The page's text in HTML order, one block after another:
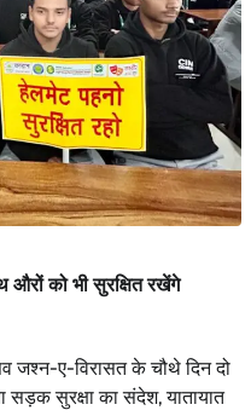
औरों को भी सुरक्षित रखेंगे
जश्न-ए-विरासत के चौथे दिन दो
सुरक्षा का संदेश, यातायात